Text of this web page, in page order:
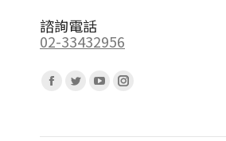
諮詢電話
02-33432956
Facebook
opens
Twitter
opens
YouTube
opens
Instagram
opens